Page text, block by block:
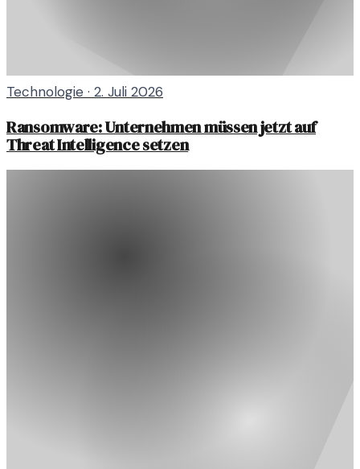
Technologie · 2. Juli 2026
Ransomware: Unternehmen müssen jetzt auf
Threat Intelligence setzen